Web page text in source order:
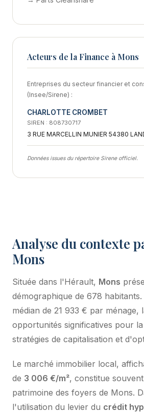
Analyse du contexte
Mons
Située dans l'Hérault, Mons
démographique de 678
médian de 21 933 € par ménage,
opportunités significatives pour
stratégies de capitalisation et
Le marché immobilier local,
de 3 006 €/m², constitue
patrimoine des foyers de Mons.
l'utilisation du levier du crédit
Acteurs de la Finance à Mons
Entreprises du secteur financier et
(Insee/Sirene) :
CHARLOTTE CROMBET
SIREN : 808730717
3 RUE MARCELLIN MUNIER 54380
Données issues du répertoire Sirene officiel.